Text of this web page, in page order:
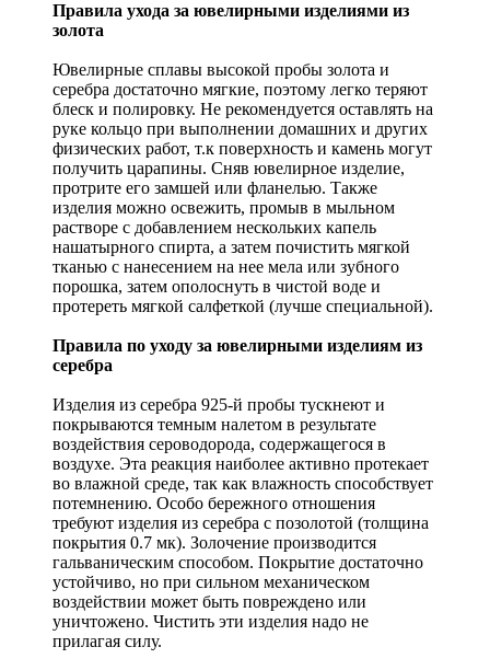
Правила ухода за ювелирными изделиями из
золота
Ювелирные сплавы высокой пробы золота и
серебра достаточно мягкие, поэтому легко теряют
блеск и полировку. Не рекомендуется оставлять на
руке кольцо при выполнении домашних и других
физических работ, т.к поверхность и камень могут
получить царапины. Сняв ювелирное изделие,
протрите его замшей или фланелью. Также
изделия можно освежить, промыв в мыльном
растворе с добавлением нескольких капель
нашатырного спирта, а затем почистить мягкой
тканью с нанесением на нее мела или зубного
порошка, затем ополоснуть в чистой воде и
протереть мягкой салфеткой (лучше специальной).
Правила по уходу за ювелирными изделиям из
серебра
Изделия из серебра 925-й пробы тускнеют и
покрываются темным налетом в результате
воздействия сероводорода, содержащегося в
воздухе. Эта реакция наиболее активно протекает
во влажной среде, так как влажность способствует
потемнению. Особо бережного отношения
требуют изделия из серебра с позолотой (толщина
покрытия 0.7 мк). Золочение производится
гальваническим способом. Покрытие достаточно
устойчиво, но при сильном механическом
воздействии может быть повреждено или
уничтожено. Чистить эти изделия надо не
прилагая силу.